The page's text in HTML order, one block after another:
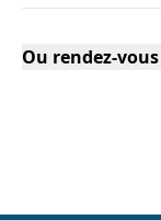
Ou rendez-